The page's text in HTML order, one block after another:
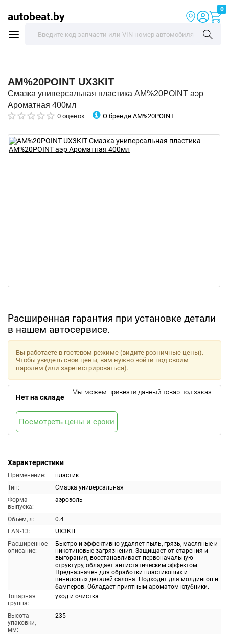
autobeat.by
0
AM%20POINT UX3KIT
Смазка универсальная пластика AM%20POINT аэр
Ароматная 400мл
0 оценок О бренде AM%20POINT
Расширенная гарантия при установке детали
в нашем автосервисе.
Характеристики
Применение:
пластик
Тип:
Смазка универсальная
Форма
выпуска:
аэрозоль
Объём, л:
0.4
EAN-13:
UX3KIT
Расширенное
описание:
Быстро и эффективно удаляет пыль, грязь, масляные и
никотиновые загрязнения. Защищает от старения и
выгорания, восстанавливает первоначальную
структуру, обладает антистатическим эффектом.
Предназначен для обработки пластиковых и
виниловых деталей салона. Подходит для молдингов и
бамперов. Обладает приятным ароматом клубники.
Товарная
группа:
уход и очистка
Высота
упаковки,
мм:
235
Вы работаете в гостевом режиме (видите розничные цены).
Чтобы увидеть свои цены, вам нужно войти под своим
паролем (или зарегистрироваться).
Нет на складе
Мы можем привезти данный товар под заказ.
Посмотреть цены и сроки